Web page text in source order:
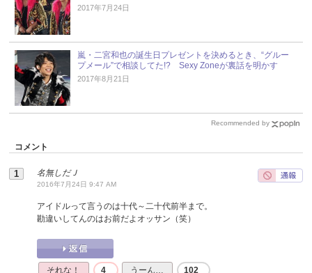
2017年7月24日
嵐・二宮和也の誕生日プレゼントを決めるとき、“グルー
プメール”で相談してた!? Sexy Zoneが裏話を明かす
2017年8月21日
Recommended by
コメント
名無しだＪ
2016年7月24日 9:47 AM
アイドルって言うのは十代～二十代前半まで。
勘違いしてんのはお前だよオッサン（笑）
それな！ 4 うーん… 102